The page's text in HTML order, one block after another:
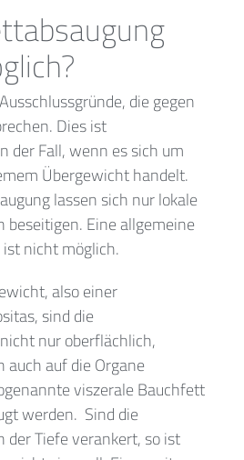
die gegen
Dies ist
der Fall, wenn es sich um
Übergewicht handelt.
lassen sich nur lokale
Eine allgemeine
nicht möglich.
also einer
sind die
nur oberflächlich,
auf die Organe
viszerale Bauchfett
werden. Sind die
der Tiefe verankert, so ist